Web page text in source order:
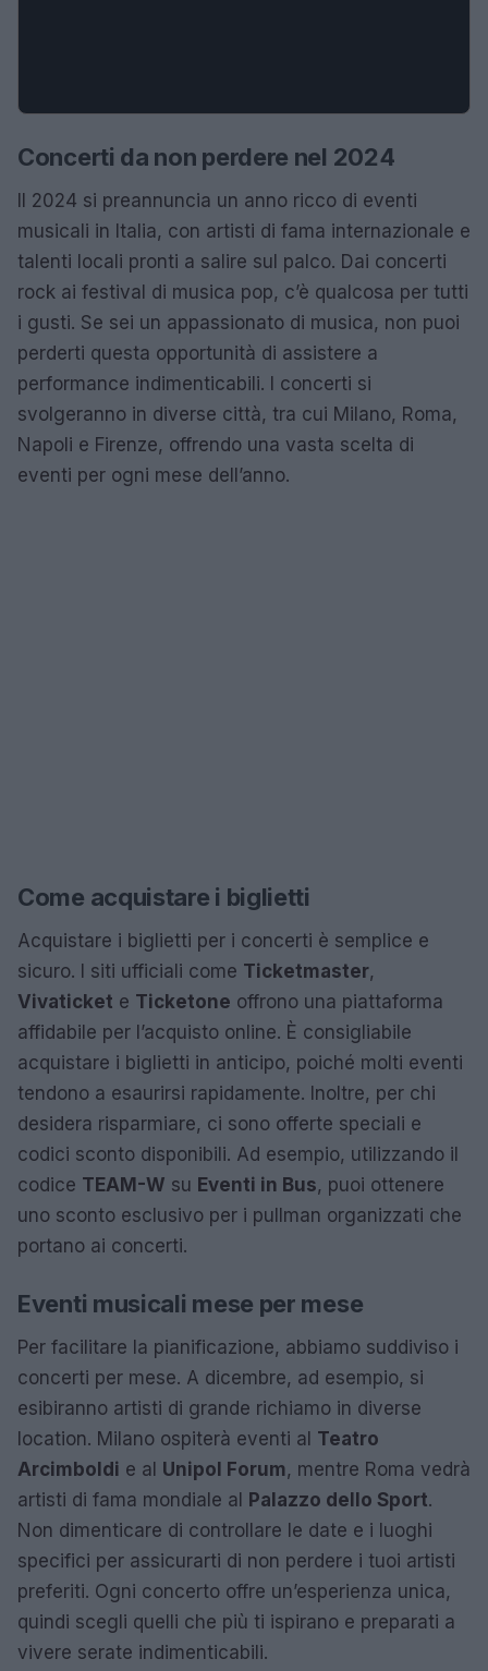
Concerti da non perdere nel 2024
Il 2024 si preannuncia un anno ricco di eventi
musicali in Italia, con artisti di fama internazionale e
talenti locali pronti a salire sul palco. Dai concerti
rock ai festival di musica pop, c’è qualcosa per tutti
i gusti. Se sei un appassionato di musica, non puoi
perderti questa opportunità di assistere a
performance indimenticabili. I concerti si
svolgeranno in diverse città, tra cui Milano, Roma,
Napoli e Firenze, offrendo una vasta scelta di
eventi per ogni mese dell’anno.
Come acquistare i biglietti
Acquistare i biglietti per i concerti è semplice e
sicuro. I siti ufficiali come Ticketmaster,
Vivaticket e Ticketone offrono una piattaforma
affidabile per l’acquisto online. È consigliabile
acquistare i biglietti in anticipo, poiché molti eventi
tendono a esaurirsi rapidamente. Inoltre, per chi
desidera risparmiare, ci sono offerte speciali e
codici sconto disponibili. Ad esempio, utilizzando il
codice TEAM-W su Eventi in Bus, puoi ottenere
uno sconto esclusivo per i pullman organizzati che
portano ai concerti.
Eventi musicali mese per mese
Per facilitare la pianificazione, abbiamo suddiviso i
concerti per mese. A dicembre, ad esempio, si
esibiranno artisti di grande richiamo in diverse
location. Milano ospiterà eventi al Teatro
Arcimboldi e al Unipol Forum, mentre Roma vedrà
artisti di fama mondiale al Palazzo dello Sport.
Non dimenticare di controllare le date e i luoghi
specifici per assicurarti di non perdere i tuoi artisti
preferiti. Ogni concerto offre un’esperienza unica,
quindi scegli quelli che più ti ispirano e preparati a
vivere serate indimenticabili.